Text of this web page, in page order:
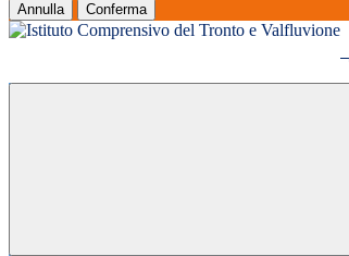
Annulla Conferma